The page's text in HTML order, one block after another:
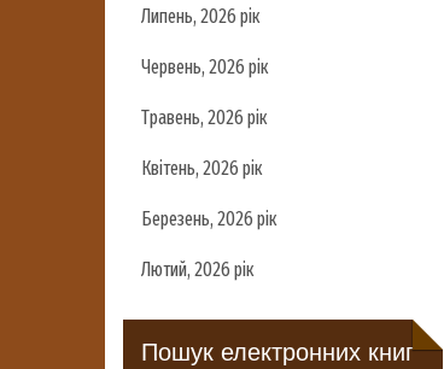
Липень, 2026 рік
Червень, 2026 рік
Травень, 2026 рік
Квітень, 2026 рік
Березень, 2026 рік
Лютий, 2026 рік
Пошук електронних книг